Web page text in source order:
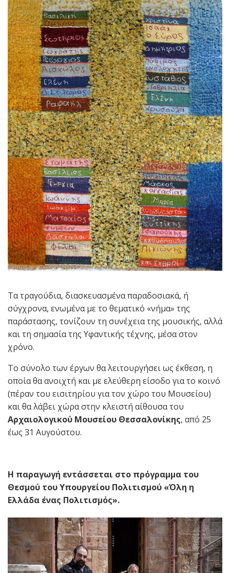
Τα τραγούδια, διασκευασμένα παραδοσιακά, ή
σύγχρονα, ενωμένα με το θεματικό «νήμα» της
παράστασης, τονίζουν τη συνέχεια της μουσικής, αλλά
και τη σημασία της Υφαντικής τέχνης, μέσα στον
χρόνο.
Το σύνολο των έργων θα λειτουργήσει ως έκθεση, η
οποία θα ανοιχτή και με ελεύθερη είσοδο για το κοινό
(πέραν του εισιτηρίου για τον χώρο του Μουσείου)
και θα λάβει χώρα στην κλειστή αίθουσα του
Αρχαιολογικού Μουσείου Θεσσαλονίκης, από 25
έως 31 Αυγούστου.
Η παραγωγή εντάσσεται στο πρόγραμμα του
Θεσμού του Υπουργείου Πολιτισμού «Όλη η
Ελλάδα ένας Πολιτισμός».